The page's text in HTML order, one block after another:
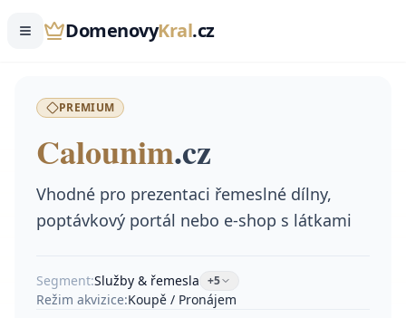
DomenovyKral.cz
PREMIUM
Calounim.cz
Vhodné pro prezentaci řemeslné dílny,
poptávkový portál nebo e-shop s látkami
Segment:Služby & řemesla +5
Režim akvizice:Koupě / Pronájem